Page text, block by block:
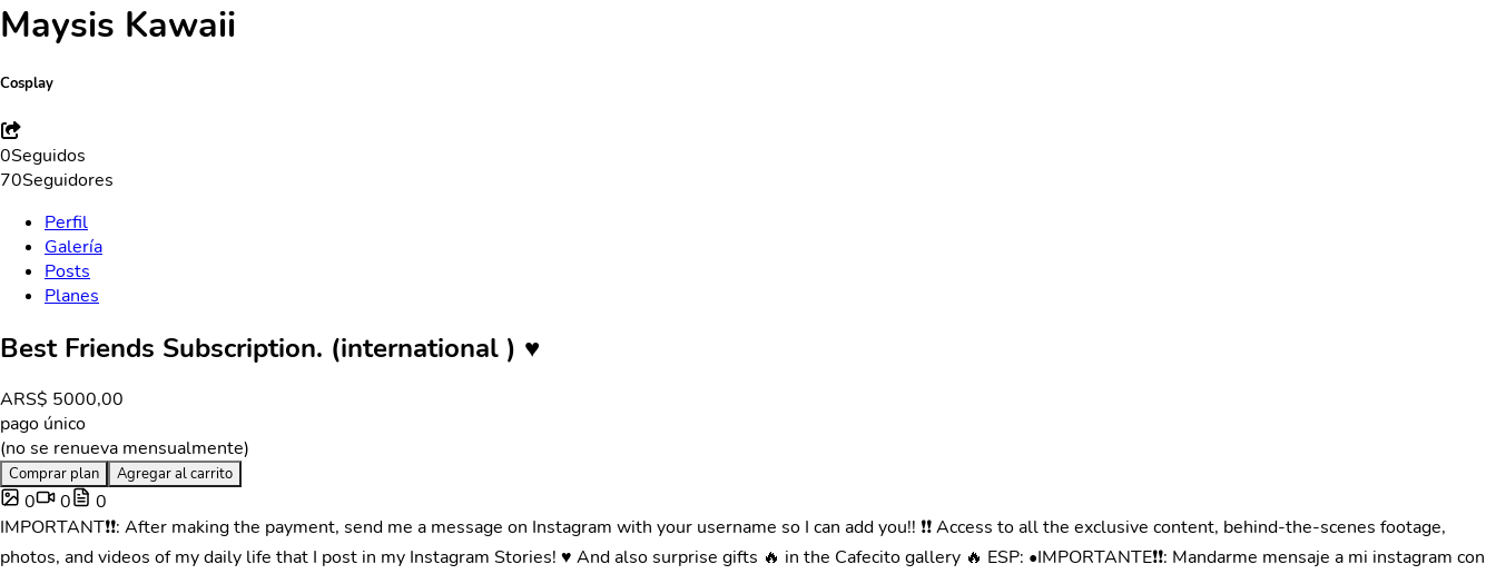
Maysis Kawaii
Cosplay
0Seguidos
70Seguidores
Perfil
Galería
Posts
Planes
Best Friends Subscription. (international ) ♥
ARS$ 5000,00
pago único
(no se renueva mensualmente)
Comprar plan Agregar al carrito
0 0
0
IMPORTANT❗❗: After making the payment, send me a message on Instagram with your username so I can add you!! ❗❗ Access to all the exclusive content, behind-the-scenes footage,
photos, and videos of my daily life that I post in my Instagram Stories! ♥ And also surprise gifts 🔥 in the Cafecito gallery 🔥 ESP: •IMPORTANTE❗❗: Mandarme mensaje a mi instagram con